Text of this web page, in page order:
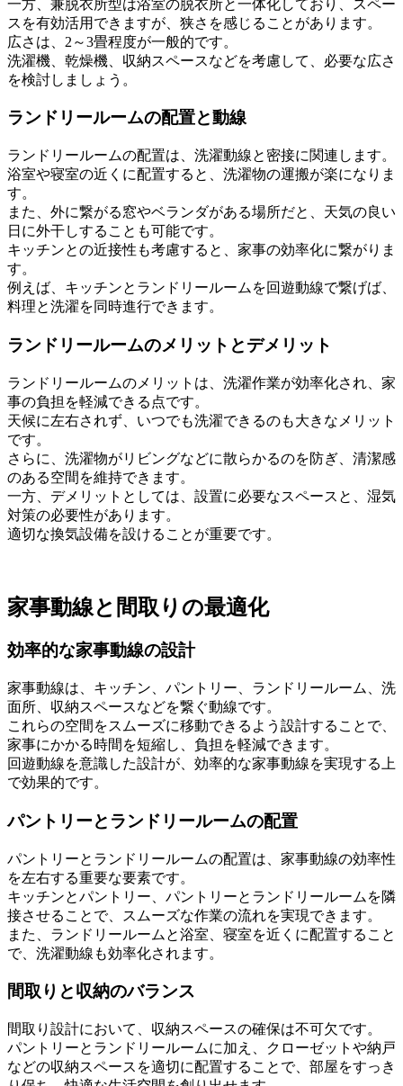
一方、兼脱衣所型は浴室の脱衣所と一体化しており、スペー
スを有効活用できますが、狭さを感じることがあります。
広さは、2～3畳程度が一般的です。
洗濯機、乾燥機、収納スペースなどを考慮して、必要な広さ
を検討しましょう。
ランドリールームの配置と動線
ランドリールームの配置は、洗濯動線と密接に関連します。
浴室や寝室の近くに配置すると、洗濯物の運搬が楽になりま
す。
また、外に繋がる窓やベランダがある場所だと、天気の良い
日に外干しすることも可能です。
キッチンとの近接性も考慮すると、家事の効率化に繋がりま
す。
例えば、キッチンとランドリールームを回遊動線で繋げば、
料理と洗濯を同時進行できます。
ランドリールームのメリットとデメリット
ランドリールームのメリットは、洗濯作業が効率化され、家
事の負担を軽減できる点です。
天候に左右されず、いつでも洗濯できるのも大きなメリット
です。
さらに、洗濯物がリビングなどに散らかるのを防ぎ、清潔感
のある空間を維持できます。
一方、デメリットとしては、設置に必要なスペースと、湿気
対策の必要性があります。
適切な換気設備を設けることが重要です。
家事動線と間取りの最適化
効率的な家事動線の設計
家事動線は、キッチン、パントリー、ランドリールーム、洗
面所、収納スペースなどを繋ぐ動線です。
これらの空間をスムーズに移動できるよう設計することで、
家事にかかる時間を短縮し、負担を軽減できます。
回遊動線を意識した設計が、効率的な家事動線を実現する上
で効果的です。
パントリーとランドリールームの配置
パントリーとランドリールームの配置は、家事動線の効率性
を左右する重要な要素です。
キッチンとパントリー、パントリーとランドリールームを隣
接させることで、スムーズな作業の流れを実現できます。
また、ランドリールームと浴室、寝室を近くに配置すること
で、洗濯動線も効率化されます。
間取りと収納のバランス
間取り設計において、収納スペースの確保は不可欠です。
パントリーとランドリールームに加え、クローゼットや納戸
などの収納スペースを適切に配置することで、部屋をすっき